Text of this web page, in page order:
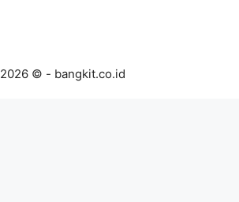
2026 © - bangkit.co.id